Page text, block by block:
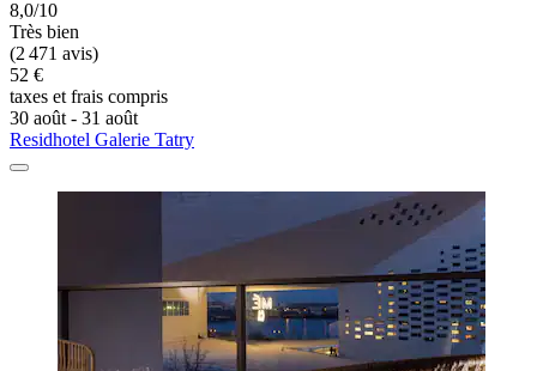
8,0/10
Très bien
(2 471 avis)
52 €
taxes et frais compris
30 août - 31 août
Residhotel Galerie Tatry